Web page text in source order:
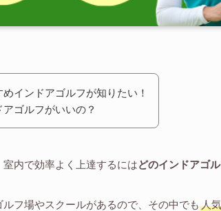
インドアゴルフが知りたい！
ゴルフがいいの？
内で効率よく上達するにはどのインドアゴ
フ場やスクールがあるので、その中でも人